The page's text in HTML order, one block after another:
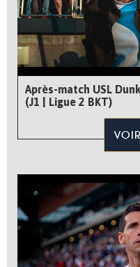
Après-match USL
(J1 | Ligue 2 BKT)